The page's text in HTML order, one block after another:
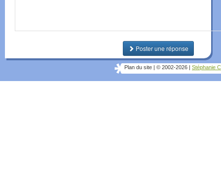
Poster une réponse
Plan du site © 2002-2026 Stéphanie C